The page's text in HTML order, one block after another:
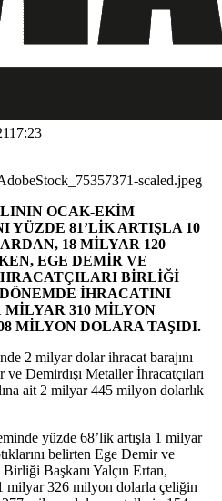
17:23
OCAK-EKİM
YÜZDE 81’LİK ARTIŞLA 10
18 MİLYAR 120
EGE DEMİR VE
BİRLİĞİ
İHRACATINI
MİLYAR 310 MİLYON
MİLYON DOLARA TAŞIDI.
2 milyar dolar ihracat barajını
Demirdışı Metaller İhracatçıları
ait 2 milyar 445 milyon dolarlık
yüzde 68’lik artışla 1 milyar
belirten Ege Demir ve
Birliği Başkanı Yalçın Ertan,
milyar 326 milyon dolarla çeliğin